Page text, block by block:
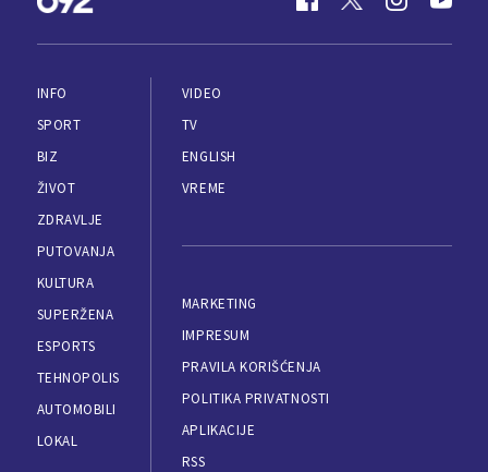
INFO
SPORT
BIZ
ŽIVOT
ZDRAVLJE
PUTOVANJA
KULTURA
SUPERŽENA
ESPORTS
TEHNOPOLIS
AUTOMOBILI
LOKAL
VIDEO
TV
ENGLISH
VREME
MARKETING
IMPRESUM
PRAVILA KORIŠĆENJA
POLITIKA PRIVATNOSTI
APLIKACIJE
RSS